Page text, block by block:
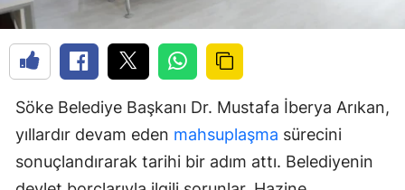
Söke Belediye Başkanı Dr. Mustafa İberya Arıkan,
yıllardır devam eden mahsuplaşma sürecini
sonuçlandırarak tarihi bir adım attı. Belediyenin